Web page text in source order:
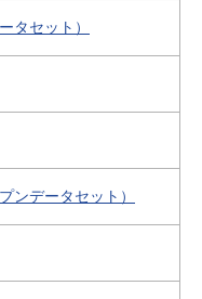
タセット）
ンデータセット）